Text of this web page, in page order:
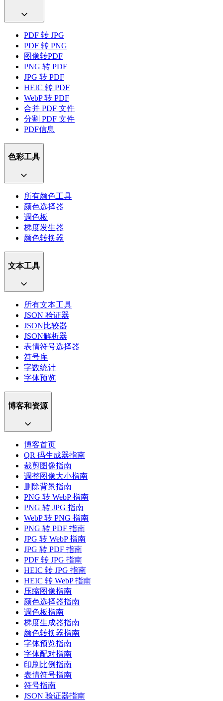
PDF 转 JPG
PDF 转 PNG
图像转PDF
PNG 转 PDF
JPG 转 PDF
HEIC 转 PDF
WebP 转 PDF
合并 PDF 文件
分割 PDF 文件
PDF信息
色彩工具
所有颜色工具
颜色选择器
调色板
梯度发生器
颜色转换器
文本工具
所有文本工具
JSON 验证器
JSON比较器
JSON解析器
表情符号选择器
符号库
字数统计
字体预览
博客和资源
博客首页
QR 码生成器指南
裁剪图像指南
调整图像大小指南
删除背景指南
PNG 转 WebP 指南
PNG 转 JPG 指南
WebP 转 PNG 指南
PNG 转 PDF 指南
JPG 转 WebP 指南
JPG 转 PDF 指南
PDF 转 JPG 指南
HEIC 转 JPG 指南
HEIC 转 WebP 指南
压缩图像指南
颜色选择器指南
调色板指南
梯度生成器指南
颜色转换器指南
字体预览指南
字体配对指南
印刷比例指南
表情符号指南
符号指南
JSON 验证器指南